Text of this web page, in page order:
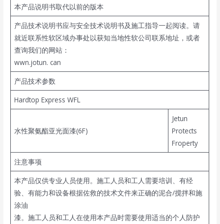
本产品说明书取代以前的版本
产品技术说明书应与安全技术说明书及施工指导一起阅读。请
就近联系性软区域办事处以获知当地性软公司联系地址，或者
查询我们的网站：
wwn.jotun. can
产品技术参数
Hardtop Express WFL
水性聚氨酯亚光面漆(6F)
Jetun
Protects
Froperty
注意事项
本产品仅供专业人员使用。施工人员和工人需要培训、有经
验、有能力和设备根据佐救的技术文件来正确的泥合/搅拌和施
涂油
漆。施工人员和工人在使用本产品时需要使用适当的个人防护